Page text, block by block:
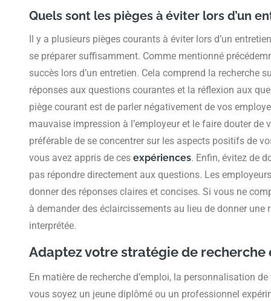
Quels sont les pièges à éviter lors d’un
Il y a plusieurs pièges courants à éviter lors d’un
se préparer suffisamment. Comme mentionné
succès lors d’un entretien. Cela comprend la recherche
réponses aux questions courantes et la réflexion aux
piège courant est de parler négativement de vos
mauvaise impression à l’employeur et le faire douter de
préférable de se concentrer sur les aspects positifs de
vous avez appris de cesexpériences. Enfin, évitez de
pas répondre directement aux questions. Les
donner des réponses claires et concises. Si vous ne
à demander des éclaircissements au lieu de donner une
interprétée.
Adaptez votre stratégie de
En matière de recherche d’emploi, la personnalisation
vous soyez un jeune diplômé ou un professionnel